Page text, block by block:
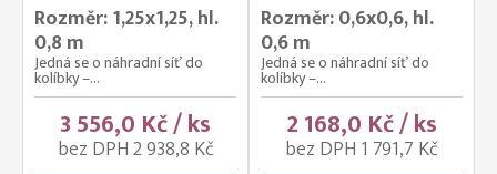
Rozměr: 1,25x1,25, hl.
0,8 m
Jedná se o náhradní síť do
kolíbky –...
3 556,0 Kč / ks
bez DPH 2 938,8 Kč
Rozměr: 0,6x0,6, hl.
0,6 m
Jedná se o náhradní síť do
kolíbky –...
2 168,0 Kč / ks
bez DPH 1 791,7 Kč